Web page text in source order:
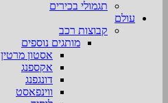
תגמולי בכירים
עולם
קבוצות רכב
מותגים נוספים
אסטון מרטין
אקספנג
דונגפנג
ווינפאסט